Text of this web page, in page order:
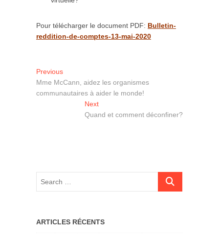
Pour télécharger le document PDF: Bulletin-
reddition-de-comptes-13-mai-2020
Navigation
de
PreviousPrevious
post:
Mme McCann, aidez les organismes
communautaires à aider le monde!
NextNext
post:
Quand et comment déconfiner?
ARTICLES RÉCENTS